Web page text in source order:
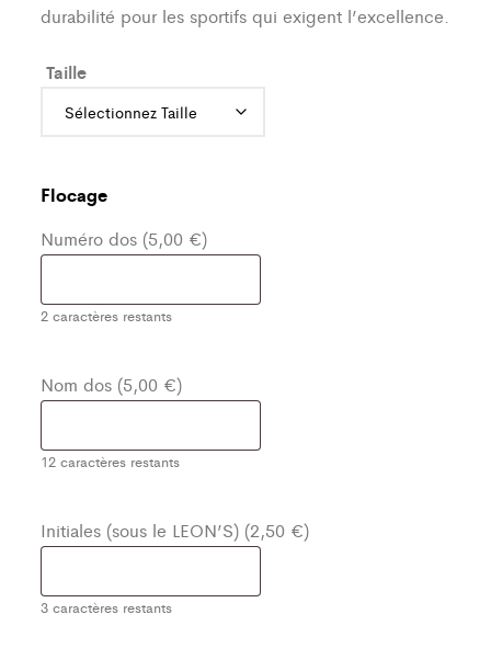
durabilité pour les sportifs qui exigent l’excellence.
Taille
Flocage
Numéro dos (5,00 €)
2 caractères restants
Nom dos (5,00 €)
12 caractères restants
Initiales (sous le LEON’S) (2,50 €)
3 caractères restants